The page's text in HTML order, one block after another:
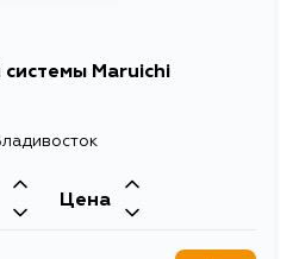
B18B3, B18B1,
Maruichi
Цена